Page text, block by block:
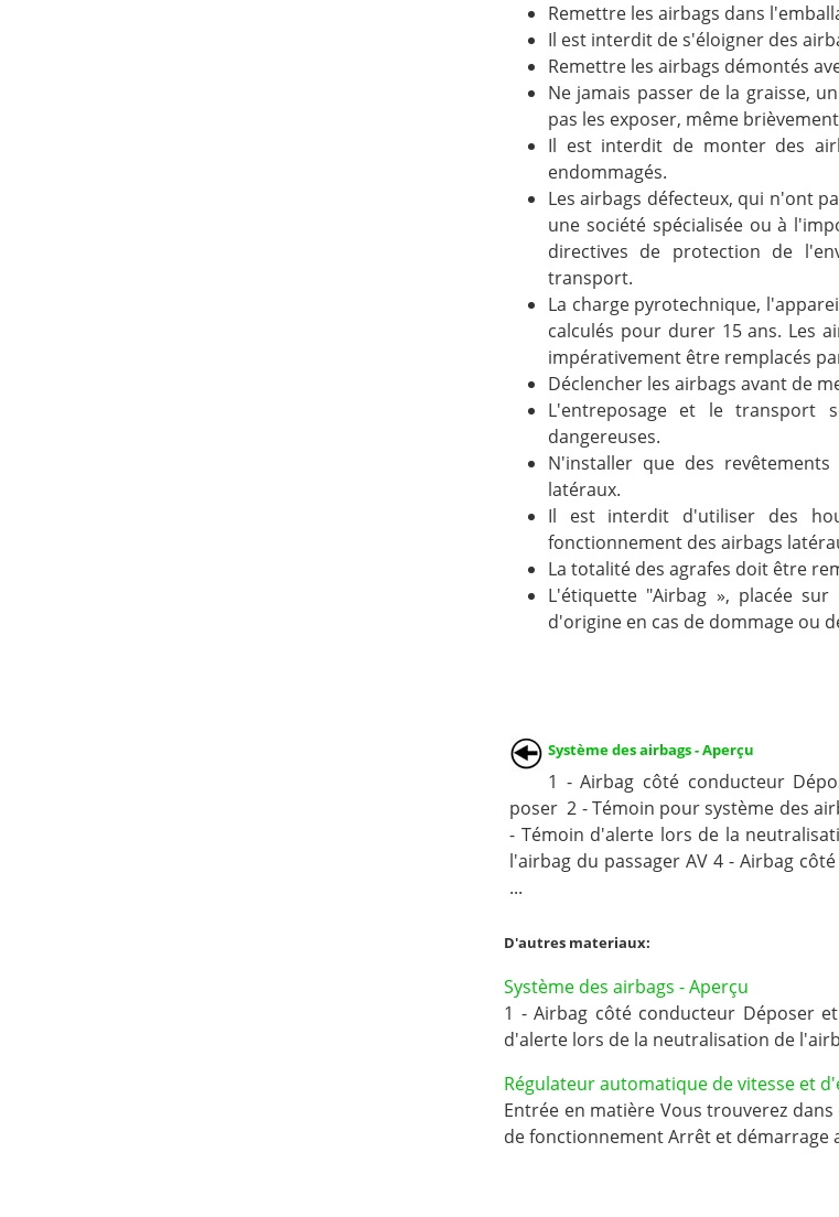
Remettre les airbags dans
Il est interdit de s'éloigner des
Remettre les airbags démontés
Ne jamais passer de la graisse,
pas les exposer, même
Il est interdit de monter des
endommagés.
Les airbags défecteux, qui n'ont
une société spécialisée ou à
directives de protection de
transport.
La charge pyrotechnique,
calculés pour durer 15 ans. Les
impérativement être remplacés
Déclencher les airbags avant de
L'entreposage et le transport
dangereuses.
N'installer que des
latéraux.
Il est interdit d'utiliser des
fonctionnement des airbags
La totalité des agrafes doit être
L'étiquette "Airbag », placée
d'origine en cas de dommage ou
Système des airbags - Aperçu
1 - Airbag côté conducteur
poser 2 - Témoin pour système des
- Témoin d'alerte lors de la
l'airbag du passager AV 4 - Airbag côté
...
D'autres materiaux:
Système des airbags - Aperçu
1 - Airbag côté conducteur Déposer
d'alerte lors de la neutralisation de
Régulateur automatique de vitesse et
Entrée en matière Vous trouverez
de fonctionnement Arrêt et démarrage